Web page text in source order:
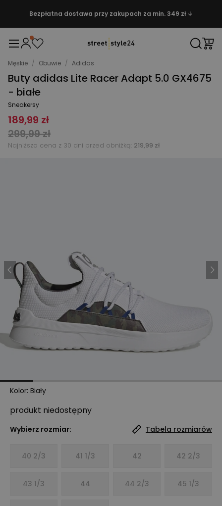
Bezpłatna dostawa przy zakupach za min. 349 zł ↓
Męskie / Obuwie / Adidas
Buty adidas Lite Racer Adapt 5.0 GX4675
- białe
Sneakersy
189,99 zł
299,99 zł
Najniższa cena z 30 dni przed obniżką: 219,99 zł
Kolor: Biały
produkt niedostępny
Wybierz rozmiar: Tabela rozmiarów
40 2/3 41 1/3 42 42 2/3
43 1/3 44 44 2/3 45 1/3